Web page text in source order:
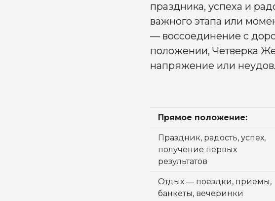
праздника, успеха и
важного этапа или
— воссоединение с
положении, Четверка
напряжение или
Прямое положение:
Праздник, радость, успех,
получение первых
результатов
Отдых — поездки, приемы,
банкеты, вечеринки